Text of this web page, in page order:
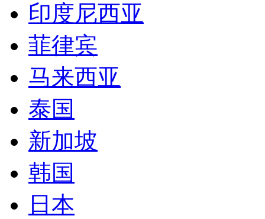
印度尼西亚
菲律宾
马来西亚
泰国
新加坡
韩国
日本